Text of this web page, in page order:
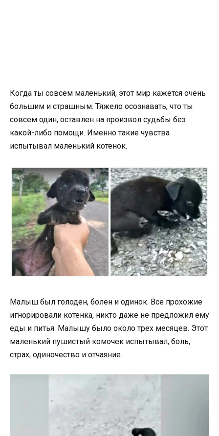
Когда ты совсем маленький, этот мир кажется очень
большим и страшным. Тяжело осознавать, что ты
совсем один, оставлен на произвол судьбы без
какой-либо помощи. Именно такие чувства
испытывал маленький котенок.
Малыш был голоден, болен и одинок. Все прохожие
игнорировали котенка, никто даже не предложил ему
еды и питья. Малышу было около трех месяцев. Этот
маленький пушистый комочек испытывал, боль,
страх, одиночество и отчаяние.